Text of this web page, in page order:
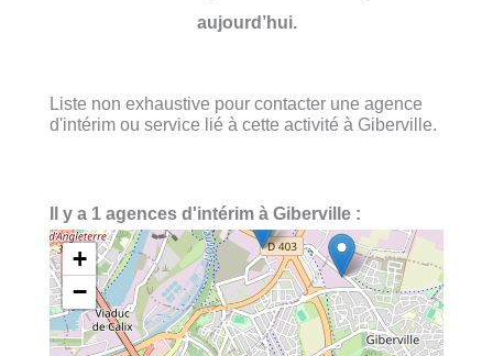
aujourd’hui.
Liste non exhaustive pour contacter une agence
d'intérim ou service lié à cette activité à Giberville.
Il y a 1 agences d'intérim à Giberville :
+
−